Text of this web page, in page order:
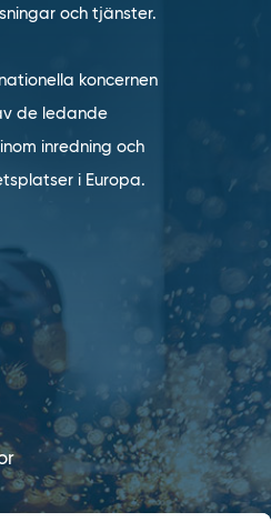
och tjänster.
koncernen
de ledande
inredning och
i Europa.